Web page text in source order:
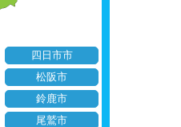
四日市市
松阪市
鈴鹿市
尾鷲市